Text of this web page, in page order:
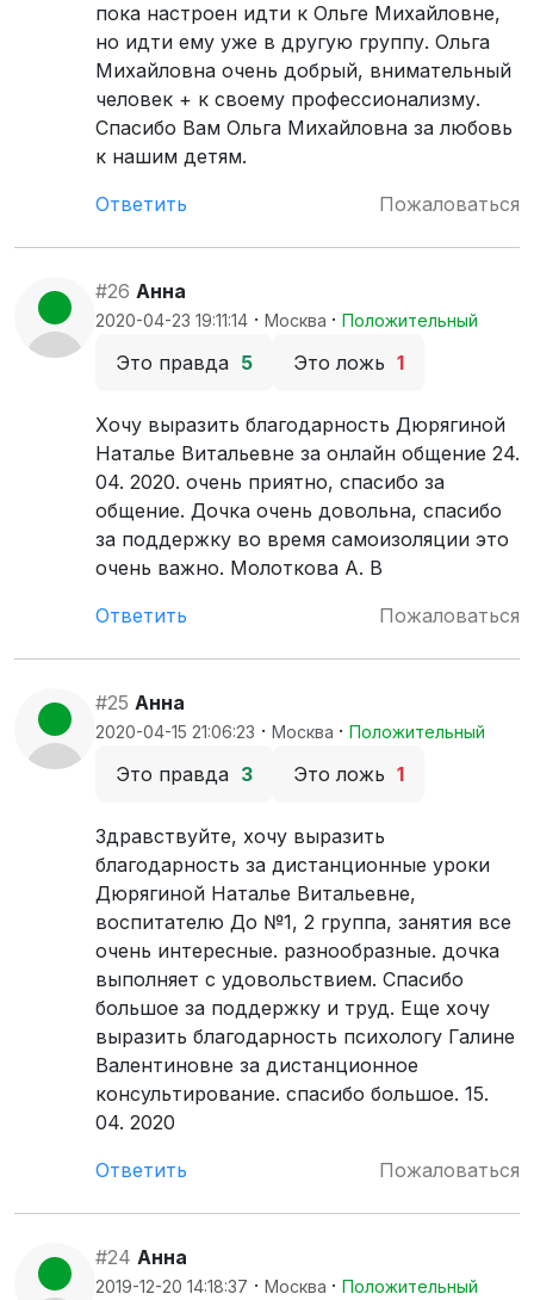
пока настроен идти к Ольге Михайловне,
но идти ему уже в другую группу. Ольга
Михайловна очень добрый, внимательный
человек + к своему профессионализму.
Спасибо Вам Ольга Михайловна за любовь
к нашим детям.
Ответить
Пожаловаться
#26 Анна
2020-04-23 19:11:14 · Москва · Положительный
Это правда 5 Это ложь 1
Хочу выразить благодарность Дюрягиной
Наталье Витальевне за онлайн общение 24.
04. 2020. очень приятно, спасибо за
общение. Дочка очень довольна, спасибо
за поддержку во время самоизоляции это
очень важно. Молоткова А. В
Ответить
Пожаловаться
#25 Анна
2020-04-15 21:06:23 · Москва · Положительный
Это правда 3 Это ложь 1
Здравствуйте, хочу выразить
благодарность за дистанционные уроки
Дюрягиной Наталье Витальевне,
воспитателю До №1, 2 группа, занятия все
очень интересные. разнообразные. дочка
выполняет с удовольствием. Спасибо
большое за поддержку и труд. Еще хочу
выразить благодарность психологу Галине
Валентиновне за дистанционное
консультирование. спасибо большое. 15.
04. 2020
Ответить
Пожаловаться
#24 Анна
2019-12-20 14:18:37 · Москва · Положительный